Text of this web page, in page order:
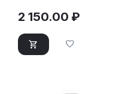
2 150.00 ₽